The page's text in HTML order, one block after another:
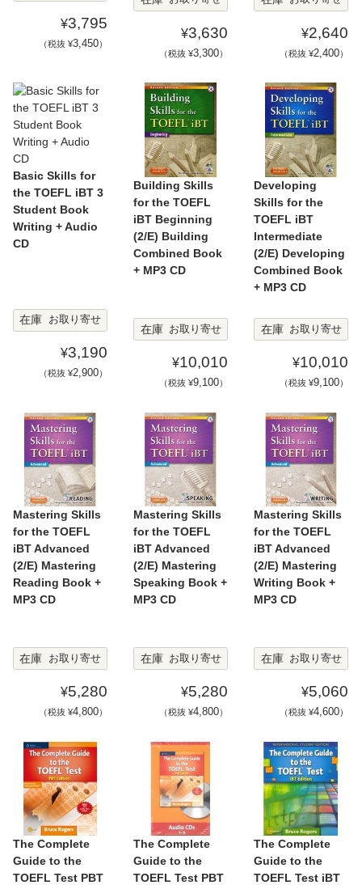
¥3,795
（税抜 ¥3,450）
¥3,630
（税抜 ¥3,300）
¥2,640
（税抜 ¥2,400）
Basic Skills for
the TOEFL iBT 3
Student Book
Writing + Audio
CD
在庫 お取り寄せ
¥3,190
（税抜 ¥2,900）
Building Skills
for the TOEFL
iBT Beginning
(2/E) Building
Combined Book
+ MP3 CD
在庫 お取り寄せ
¥10,010
（税抜 ¥9,100）
Developing
Skills for the
TOEFL iBT
Intermediate
(2/E) Developing
Combined Book
+ MP3 CD
在庫 お取り寄せ
¥10,010
（税抜 ¥9,100）
Mastering Skills
for the TOEFL
iBT Advanced
(2/E) Mastering
Reading Book +
MP3 CD
在庫 お取り寄せ
¥5,280
（税抜 ¥4,800）
Mastering Skills
for the TOEFL
iBT Advanced
(2/E) Mastering
Speaking Book +
MP3 CD
在庫 お取り寄せ
¥5,280
（税抜 ¥4,800）
Mastering Skills
for the TOEFL
iBT Advanced
(2/E) Mastering
Writing Book +
MP3 CD
在庫 お取り寄せ
¥5,060
（税抜 ¥4,600）
The Complete
Guide to the
TOEFL Test PBT
The Complete
Guide to the
TOEFL Test PBT
The Complete
Guide to the
TOEFL Test iBT